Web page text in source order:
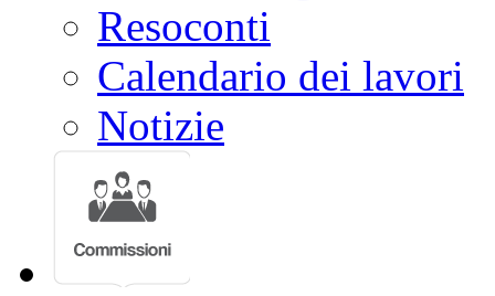
Resoconti
Calendario dei lavori
Notizie